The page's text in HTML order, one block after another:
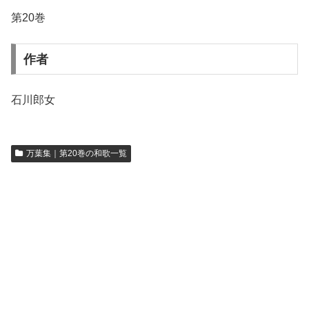
第20巻
作者
石川郎女
万葉集｜第20巻の和歌一覧